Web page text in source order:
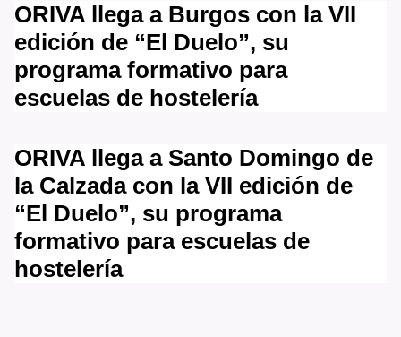
ORIVA llega a Burgos con la VII
edición de “El Duelo”, su
programa formativo para
escuelas de hostelería
ORIVA llega a Santo Domingo de
la Calzada con la VII edición de
“El Duelo”, su programa
formativo para escuelas de
hostelería